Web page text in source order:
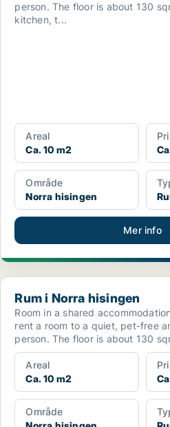
person. The floor is about 130
kitchen, t...
Areal
Ca. 10 m2
Område
Norra hisingen
Mer info
Rum i Norra hisingen
Rum i Norra hisingen
Room in a shared accommodation for
rent a room to a quiet, pet-free
person. The floor is about 130
kitchen, ...
Areal
Ca. 10 m2
Område